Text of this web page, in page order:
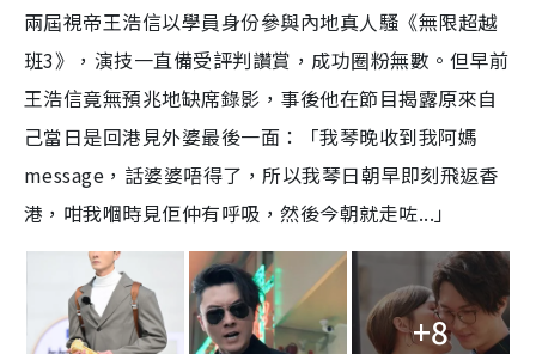
兩屆視帝王浩信以學員身份參與內地真人騷《無限超越
班3》，演技一直備受評判讚賞，成功圈粉無數。但早前
王浩信竟無預兆地缺席錄影，事後他在節目揭露原來自
己當日是回港見外婆最後一面：
「我琴晚收到我阿媽
message，話婆婆唔得了，所以我琴日朝早即刻飛返香
港，咁我嗰時見佢仲有呼吸，然後今朝就走咗...」
+8